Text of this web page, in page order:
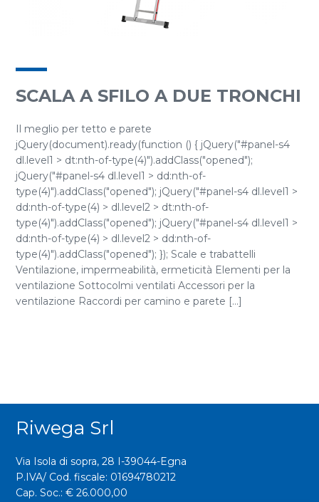
SCALA A SFILO A DUE TRONCHI
Il meglio per tetto e parete
jQuery(document).ready(function () { jQuery("#panel-s4
dl.level1 > dt:nth-of-type(4)").addClass("opened");
jQuery("#panel-s4 dl.level1 > dd:nth-of-
type(4)").addClass("opened"); jQuery("#panel-s4 dl.level1 >
dd:nth-of-type(4) > dl.level2 > dt:nth-of-
type(4)").addClass("opened"); jQuery("#panel-s4 dl.level1 >
dd:nth-of-type(4) > dl.level2 > dd:nth-of-
type(4)").addClass("opened"); }); Scale e trabattelli
Ventilazione, impermeabilità, ermeticità Elementi per la
ventilazione Sottocolmi ventilati Accessori per la
ventilazione Raccordi per camino e parete [...]
Riwega Srl
Via Isola di sopra, 28 I-39044-Egna
P.IVA/ Cod. fiscale: 01694780212
Cap. Soc.: € 26.000,00